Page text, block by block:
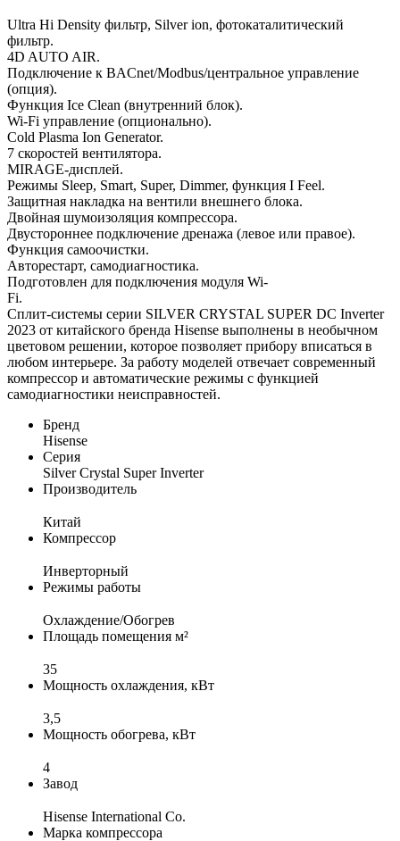
Ultra Hi Density фильтр, Silver ion, фотокаталитический
фильтр.
4D AUTO AIR.
Подключение к BACnet/Modbus/центральное управление
(опция).
Функция Ice Clean (внутренний блок).
Wi-Fi управление (опционально).
Cold Plasma Ion Generator.
7 скоростей вентилятора.
MIRAGE-дисплей.
Режимы Sleep, Smart, Super, Dimmer, функция I Feel.
Защитная накладка на вентили внешнего блока.
Двойная шумоизоляция компрессора.
Двустороннее подключение дренажа (левое или правое).
Функция самоочистки.
Авторестарт, самодиагностика.
Подготовлен для подключения модуля Wi-
Fi.
Сплит-системы серии SILVER CRYSTAL SUPER DC Inverter
2023 от китайского бренда Hisense выполнены в необычном
цветовом решении, которое позволяет прибору вписаться в
любом интерьере. За работу моделей отвечает современный
компрессор и автоматические режимы с функцией
самодиагностики неисправностей.
Бренд
Hisense
Серия
Silver Crystal Super Inverter
Производитель
Китай
Компрессор
Инверторный
Режимы работы
Охлаждение/Обогрев
Площадь помещения м²
35
Мощность охлаждения, кВт
3,5
Мощность обогрева, кВт
4
Завод
Hisense International Co.
Марка компрессора